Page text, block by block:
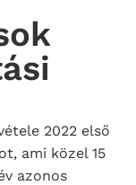
2022 első
ami közel 15
azonos